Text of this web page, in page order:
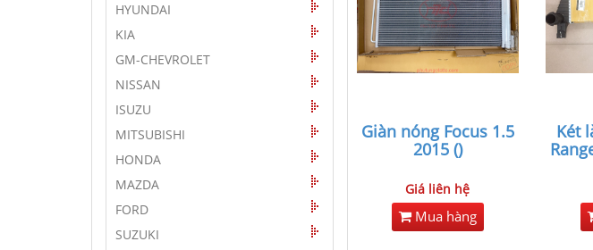
Giàn nóng Focus 1.5
2015 ()
Giá liên hệ
Mua hàng
Két
HYUNDAI
KIA
GM-CHEVROLET
NISSAN
ISUZU
MITSUBISHI
HONDA
MAZDA
FORD
SUZUKI